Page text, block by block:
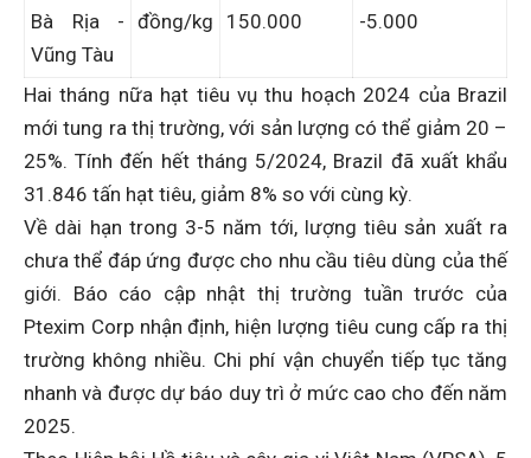
Bà Rịa -
Vũng Tàu
đồng/kg 150.000 -5.000
Hai tháng nữa hạt tiêu vụ thu hoạch 2024 của Brazil
mới tung ra thị trường, với sản lượng có thể giảm 20 –
25%. Tính đến hết tháng 5/2024, Brazil đã xuất khẩu
31.846 tấn hạt tiêu, giảm 8% so với cùng kỳ.
Về dài hạn trong 3-5 năm tới, lượng tiêu sản xuất ra
chưa thể đáp ứng được cho nhu cầu tiêu dùng của thế
giới. Báo cáo cập nhật thị trường tuần trước của
Ptexim Corp nhận định, hiện lượng tiêu cung cấp ra thị
trường không nhiều. Chi phí vận chuyển tiếp tục tăng
nhanh và được dự báo duy trì ở mức cao cho đến năm
2025.